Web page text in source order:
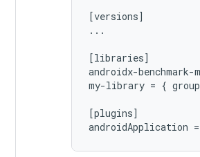
[versions]
...
[libraries]
androidx-
my-library = {
[plugins]